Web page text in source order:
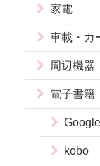
家電
車載・カ
周辺機器
電子書籍
kobo